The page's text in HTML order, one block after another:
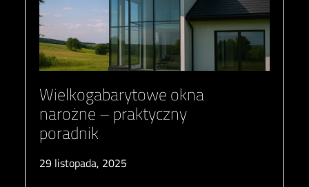
Wielkogabarytowe okna
narożne – praktyczny
poradnik
29 listopada, 2025